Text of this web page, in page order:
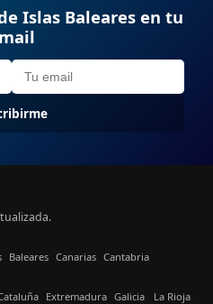
Islas Baleares en tu
Baleares Canarias Cantabria
Extremadura Galicia La Rioja